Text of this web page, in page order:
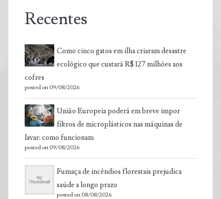
Recentes
Como cinco gatos em ilha criaram desastre
ecológico que custará R$ 127 milhões aos
cofres
posted on 09/08/2026
União Europeia poderá em breve impor
filtros de microplásticos nas máquinas de
lavar: como funcionam
posted on 09/08/2026
Fumaça de incêndios florestais prejudica
saúde a longo prazo
posted on 08/08/2026